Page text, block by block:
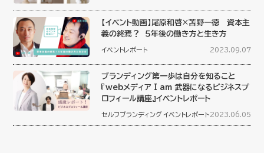
【イベント動画】尾原和啓×苫野一徳 資本主
義の終焉？ ５年後の働き方と生き方
イベントレポート 2023.09.07
ブランディング第一歩は自分を知ること
『webメディア I am 武器になるビジネスプ
ロフィール講座』イベントレポート
セルフブランディング イベントレポート 2023.06.05